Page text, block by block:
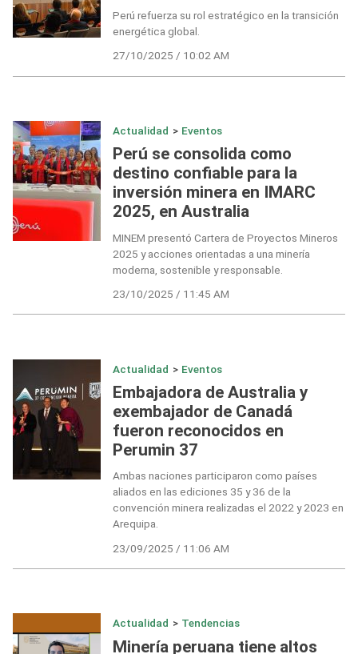
Perú refuerza su rol estratégico en la transición
energética global.
27/10/2025 / 10:02 AM
Actualidad > Eventos
Perú se consolida como
destino confiable para la
inversión minera en IMARC
2025, en Australia
MINEM presentó Cartera de Proyectos Mineros
2025 y acciones orientadas a una minería
moderna, sostenible y responsable.
23/10/2025 / 11:45 AM
Actualidad > Eventos
Embajadora de Australia y
exembajador de Canadá
fueron reconocidos en
Perumin 37
Ambas naciones participaron como países
aliados en las ediciones 35 y 36 de la
convención minera realizadas el 2022 y 2023 en
Arequipa.
23/09/2025 / 11:06 AM
Actualidad > Tendencias
Minería peruana tiene altos